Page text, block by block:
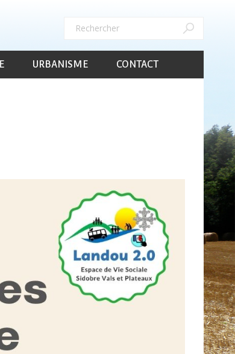
Rechercher Rechercher
URBANISME CONTACT